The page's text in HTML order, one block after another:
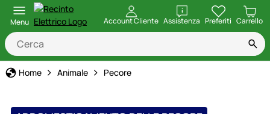
Menu Account Cliente Assistenza
apri Preferiti Carrello
Home Animale Pecore